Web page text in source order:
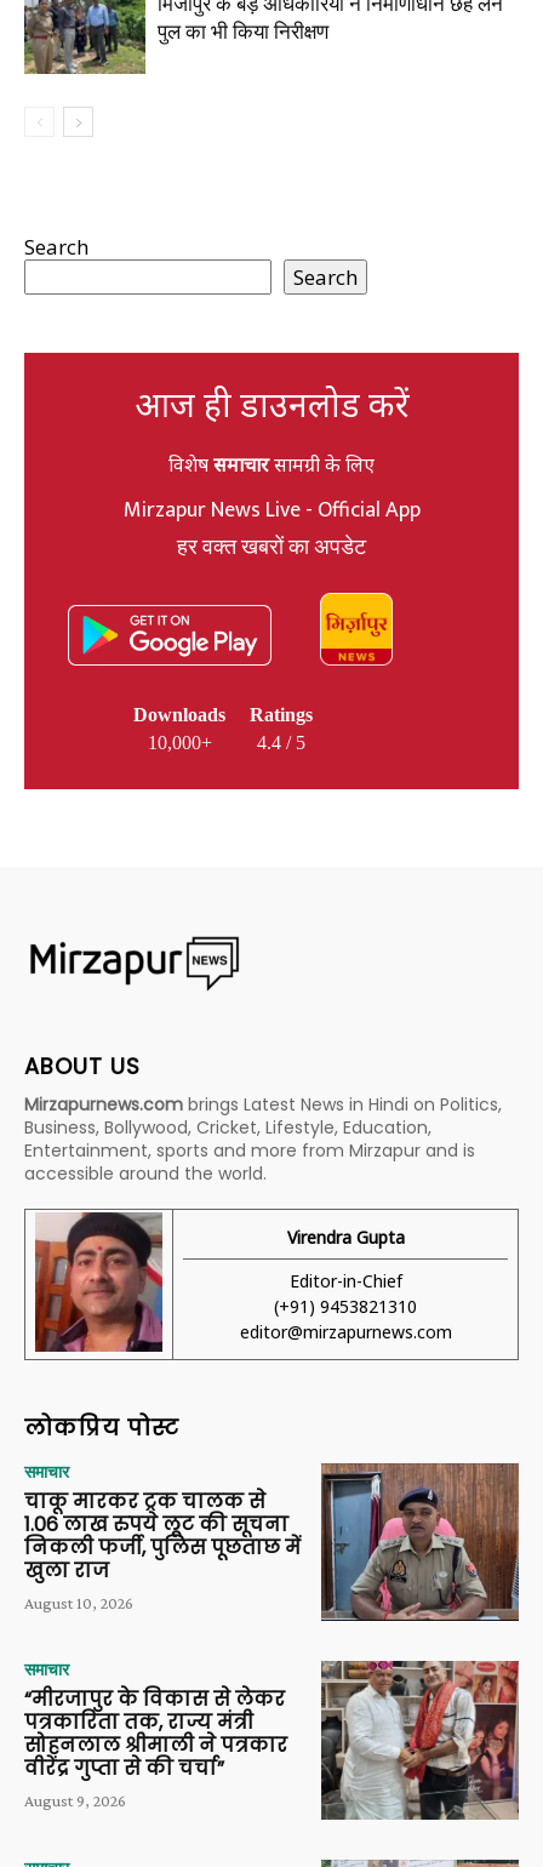
पुल का भी किया निरीक्षण
Search
Search
आज ही डाउनलोड करें
विशेषसमाचारसामग्री के लिए
Mirzapur News Live - Official App
हर वक्त खबरों का अपडेट
Downloads
10,000+
Ratings
4.4 / 5
ABOUT US
Mirzapurnews.com brings Latest News in Hindi on Politics,
Business, Bollywood, Cricket, Lifestyle, Education,
Entertainment, sports and more from Mirzapur and is
accessible around the world.
Virendra Gupta
Editor-in-Chief
(+91) 9453821310
editor@mirzapurnews.com
लोकप्रिय पोस्ट
समाचार
चाकू मारकर ट्रक चालक से
1.06 लाख रुपये लूट की सूचना
निकली फर्जी, पुलिस पूछताछ में
खुला राज
August 10, 2026
समाचार
“मीरजापुर के विकास से लेकर
पत्रकारिता तक, राज्य मंत्री
सोहनलाल श्रीमाली ने पत्रकार
वीरेंद्र गुप्ता से की चर्चा”
August 9, 2026